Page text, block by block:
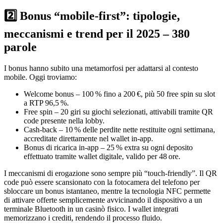
2️⃣ Bonus “mobile‑first”: tipologie,
meccanismi e trend per il 2025 – 380
parole
I bonus hanno subito una metamorfosi per adattarsi al contesto
mobile. Oggi troviamo:
Welcome bonus – 100 % fino a 200 €, più 50 free spin su slot
a RTP 96,5 %.
Free spin – 20 giri su giochi selezionati, attivabili tramite QR
code presente nella lobby.
Cash‑back – 10 % delle perdite nette restituite ogni settimana,
accreditate direttamente nel wallet in‑app.
Bonus di ricarica in‑app – 25 % extra su ogni deposito
effettuato tramite wallet digitale, valido per 48 ore.
I meccanismi di erogazione sono sempre più “touch‑friendly”. Il QR
code può essere scansionato con la fotocamera del telefono per
sbloccare un bonus istantaneo, mentre la tecnologia NFC permette
di attivare offerte semplicemente avvicinando il dispositivo a un
terminale Bluetooth in un casinò fisico. I wallet integrati
memorizzano i crediti, rendendo il processo fluido.